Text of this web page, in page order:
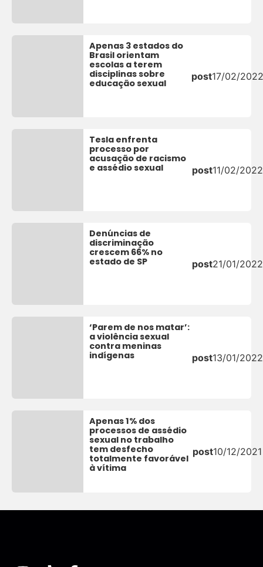
Apenas 3 estados do
Brasil orientam
escolas a terem
disciplinas sobre
educação sexual
post17/02/2022
Tesla enfrenta
processo por
acusação de racismo
e assédio sexual
post11/02/2022
Denúncias de
discriminação
crescem 66% no
estado de SP
post21/01/2022
‘Parem de nos matar’:
a violência sexual
contra meninas
indígenas
post13/01/2022
Apenas 1% dos
processos de assédio
sexual no trabalho
tem desfecho
totalmente favorável
à vítima
post10/12/2021